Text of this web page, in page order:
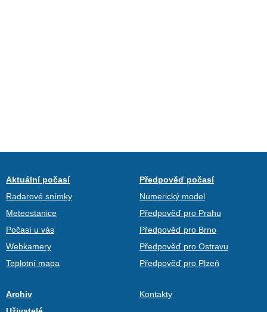
Aktuální počasí
Radarové snímky
Meteostanice
Počasí u vás
Webkamery
Teplotní mapa
Předpověď počasí
Numerický model
Předpověď pro Prahu
Předpověď pro Brno
Předpověď pro Ostravu
Předpověď pro Plzeň
Archiv
Kontakty